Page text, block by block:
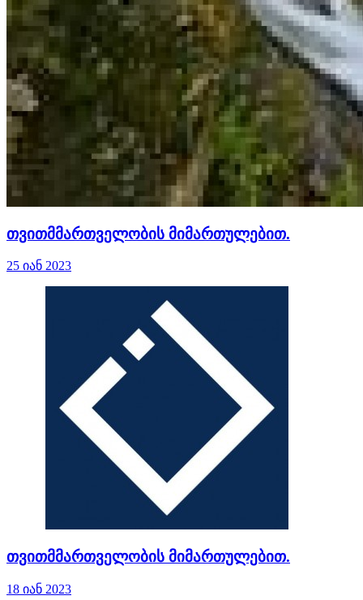
თვითმმართველობის მიმართულებით.
25 იან 2023
თვითმმართველობის მიმართულებით.
18 იან 2023